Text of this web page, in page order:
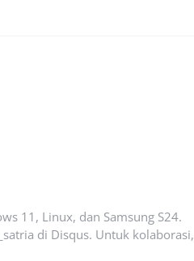
11, Linux, dan Samsung S24.
di Disqus. Untuk kolaborasi,